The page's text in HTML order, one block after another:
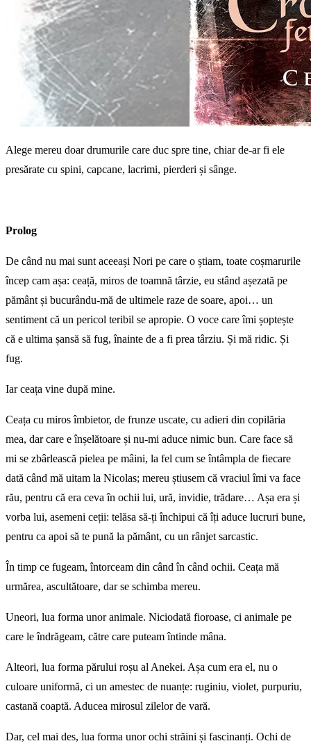
Alege mereu doar drumurile care duc spre tine, chiar de-ar fi ele
presărate cu spini, capcane, lacrimi, pierderi și sânge.
Prolog
De când nu mai sunt aceeași Nori pe care o știam, toate coșmarurile
încep cam așa: ceață, miros de toamnă târzie, eu stând așezată pe
pământ și bucurându-mă de ultimele raze de soare, apoi… un
sentiment că un pericol teribil se apropie. O voce care îmi șoptește
că e ultima șansă să fug, înainte de a fi prea târziu. Și mă ridic. Și
fug.
Iar ceața vine după mine.
Ceața cu miros îmbietor, de frunze uscate, cu adieri din copilăria
mea, dar care e înșelătoare și nu-mi aduce nimic bun. Care face să
mi se zbârlească pielea pe mâini, la fel cum se întâmpla de fiecare
dată când mă uitam la Nicolas; mereu știusem că vraciul îmi va face
rău, pentru că era ceva în ochii lui, ură, invidie, trădare… Așa era și
vorba lui, asemeni ceții: telăsa să-ți închipui că îți aduce lucruri bune,
pentru ca apoi să te pună la pământ, cu un rânjet sarcastic.
În timp ce fugeam, întorceam din când în când ochii. Ceața mă
urmărea, ascultătoare, dar se schimba mereu.
Uneori, lua forma unor animale. Niciodată fioroase, ci animale pe
care le îndrăgeam, către care puteam întinde mâna.
Alteori, lua forma părului roșu al Anekei. Așa cum era el, nu o
culoare uniformă, ci un amestec de nuanțe: ruginiu, violet, purpuriu,
castană coaptă. Aducea mirosul zilelor de vară.
Dar, cel mai des, lua forma unor ochi străini și fascinanți. Ochi de